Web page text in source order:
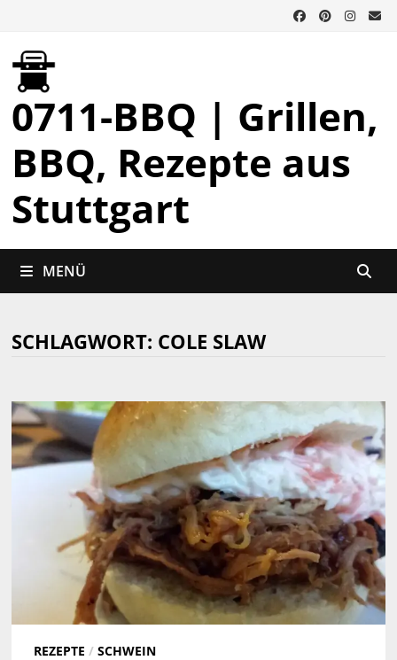
Inhalt
0711-BBQ | Grillen,
BBQ, Rezepte aus
Stuttgart
MENÜ
SCHLAGWORT: COLE SLAW
REZEPTE / SCHWEIN